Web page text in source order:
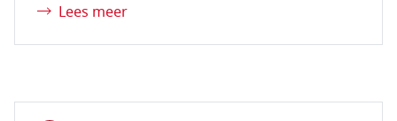
Lees meer